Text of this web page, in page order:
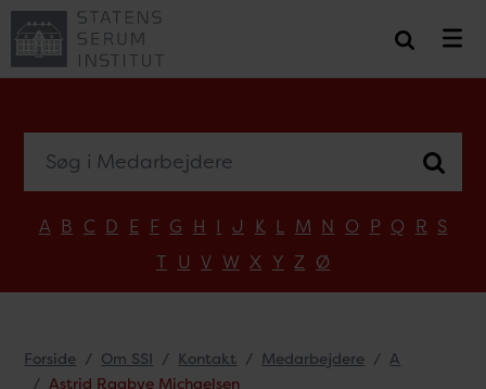
A B C D E F G H I J K L M N O P Q R S
T U V W X Y Z Ø
Forside Om SSI Kontakt Medarbejdere
A
Astrid Raabye Michaelsen